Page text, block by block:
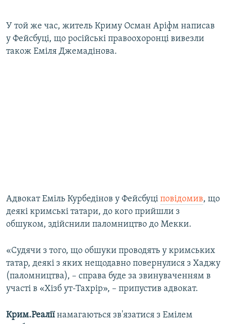
У той же час, житель Криму Осман Аріфм написав
у Фейсбуці, що російські правоохоронці вивезли
також Еміля Джемадінова.
Адвокат Еміль Курбедінов у Фейсбуці повідомив, що
деякі кримські татари, до кого прийшли з
обшуком, здійснили паломництво до Мекки.
«Судячи з того, що обшуки проводять у кримських
татар, деякі з яких нещодавно повернулися з Хаджу
(паломництва), – справа буде за звинуваченням в
участі в «Хізб ут-Тахрір», – припустив адвокат.
Крим.Реаліїнамагаються зв'язатися з Емілем